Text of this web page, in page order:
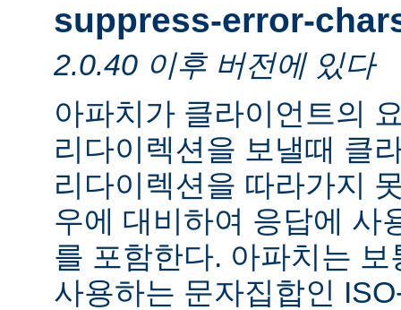
suppress-error-
2.0.40 이후 버전에 있다
아파치가 클라이언트의
리다이렉션을 보낼때 클
리다이렉션을 따라가지
우에 대비하여 응답에 사
를 포함한다. 아파치는
사용하는 문자집합인